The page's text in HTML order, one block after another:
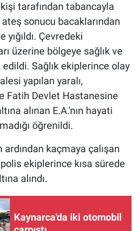
tarafından tabancayla
ateş sonucu bacaklarından
yığıldı. Çevredeki
üzerine bölgeye sağlık ve
Sağlık ekiplerince olay
yapılan yaralı,
Fatih Devlet Hastanesine
alınan E.A.'nın hayati
öğrenildi.
ardından kaçmaya çalışan
ekiplerince kısa sürede
alındı.
Kaynarca'da iki otomobil